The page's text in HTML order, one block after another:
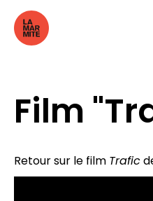
Film
Retour sur le film Trafic